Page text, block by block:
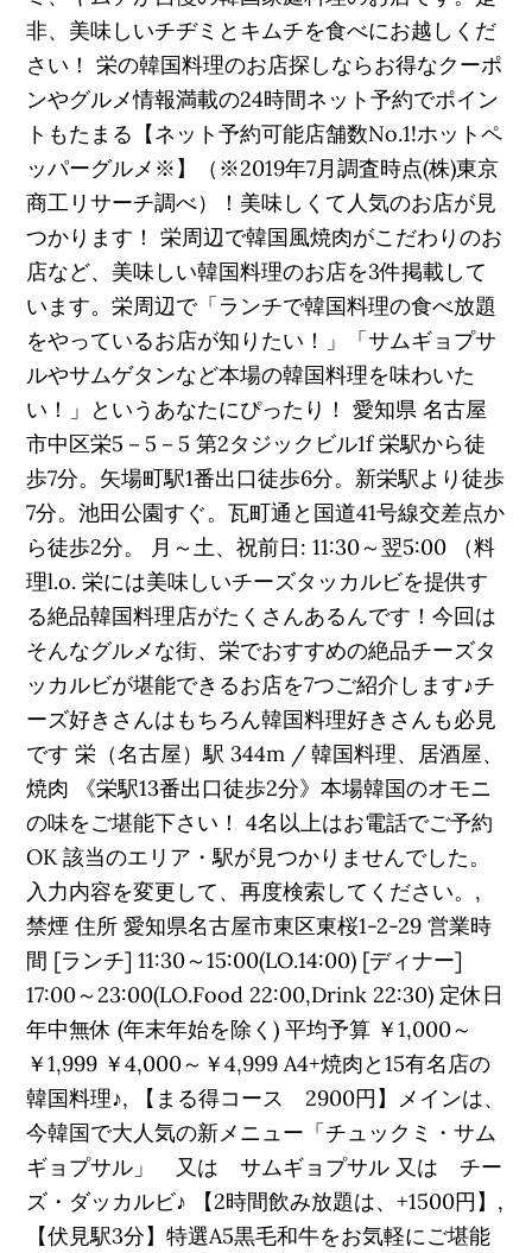
非、美味しいチヂミとキムチを食べにお越しくだ
さい！ 栄の韓国料理のお店探しならお得なクーポ
ンやグルメ情報満載の24時間ネット予約でポイン
トもたまる【ネット予約可能店舗数No.1!ホットペ
ッパーグルメ※】（※2019年7月調査時点(株)東京
商工リサーチ調べ）！美味しくて人気のお店が見
つかります！ 栄周辺で韓国風焼肉がこだわりのお
店など、美味しい韓国料理のお店を3件掲載して
います。栄周辺で「ランチで韓国料理の食べ放題
をやっているお店が知りたい！」「サムギョプサ
ルやサムゲタンなど本場の韓国料理を味わいた
い！」というあなたにぴったり！ 愛知県 名古屋
市中区栄5－5－5 第2タジックビル1f 栄駅から徒
歩7分。矢場町駅1番出口徒歩6分。新栄駅より徒歩
7分。池田公園すぐ。瓦町通と国道41号線交差点か
ら徒歩2分。 月～土、祝前日: 11:30～翌5:00 （料
理l.o. 栄には美味しいチーズタッカルビを提供す
る絶品韓国料理店がたくさんあるんです！今回は
そんなグルメな街、栄でおすすめの絶品チーズタ
ッカルビが堪能できるお店を7つご紹介します♪チ
ーズ好きさんはもちろん韓国料理好きさんも必見
です 栄（名古屋）駅 344m / 韓国料理、居酒屋、
焼肉 《栄駅13番出口徒歩2分》本場韓国のオモニ
の味をご堪能下さい！ 4名以上はお電話でご予約
OK 該当のエリア・駅が見つかりませんでした。
入力内容を変更して、再度検索してください。,
禁煙 住所 愛知県名古屋市東区東桜1-2-29 営業時
間 [ランチ] 11:30～15:00(LO.14:00) [ディナー]
17:00～23:00(LO.Food 22:00,Drink 22:30) 定休日
年中無休 (年末年始を除く) 平均予算 ￥1,000～
￥1,999 ￥4,000～￥4,999 A4+焼肉と15有名店の
韓国料理♪, 【まる得コース 2900円】メインは、
今韓国で大人気の新メニュー「チュックミ・サム
ギョプサル」 又は サムギョプサル 又は チー
ズ・ダッカルビ♪ 【2時間飲み放題は、+1500円】,
【伏見駅3分】特選A5黒毛和牛をお気軽にご堪能